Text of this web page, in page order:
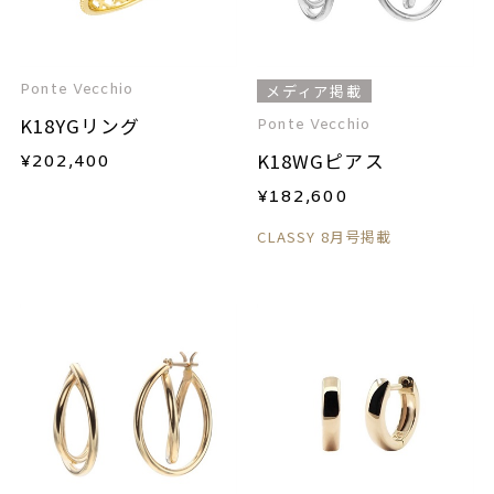
Ponte Vecchio
K18YGリング
¥202,400
メディア掲載
Ponte Vecchio
K18WGピアス
¥182,600
CLASSY 8月号掲載